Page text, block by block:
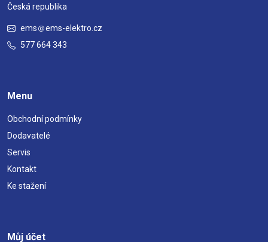
Česká republika
ems
ems-elektro.cz
577 664 343
Menu
Obchodní podmínky
Dodavatelé
Servis
Kontakt
Ke stažení
Můj účet